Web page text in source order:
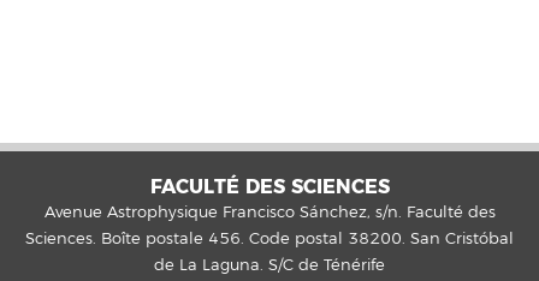
FACULTÉ DES SCIENCES
Avenue Astrophysique Francisco Sánchez, s/n. Faculté des
Sciences. Boîte postale 456. Code postal 38200. San Cristóbal
de La Laguna. S/C de Ténérife